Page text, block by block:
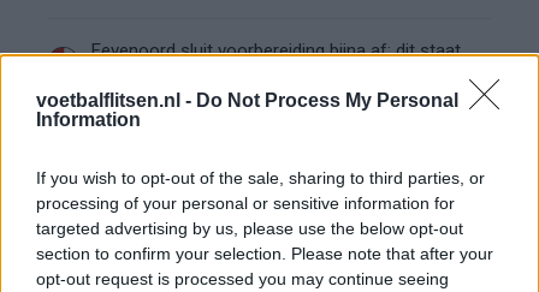
voetbalflitsen.nl - Do Not Process My Personal
Information
If you wish to opt-out of the sale, sharing to third parties, or
processing of your personal or sensitive information for
targeted advertising by us, please use the below opt-out
section to confirm your selection. Please note that after your
opt-out request is processed you may continue seeing
Feyenoord sluit voorbereiding bijna af: dit staat
Brengt Sporting Portugal Feyenoord in de
problemen rond Hadj Moussa?